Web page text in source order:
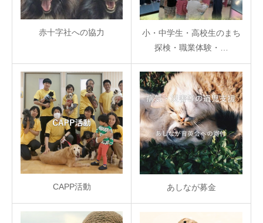
赤十字社への協力
小・中学生・高校生のまち
探検・職業体験・…
CAPP活動 あしなが募金